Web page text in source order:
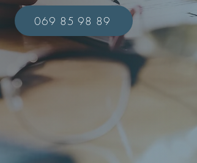
069 85 98 89